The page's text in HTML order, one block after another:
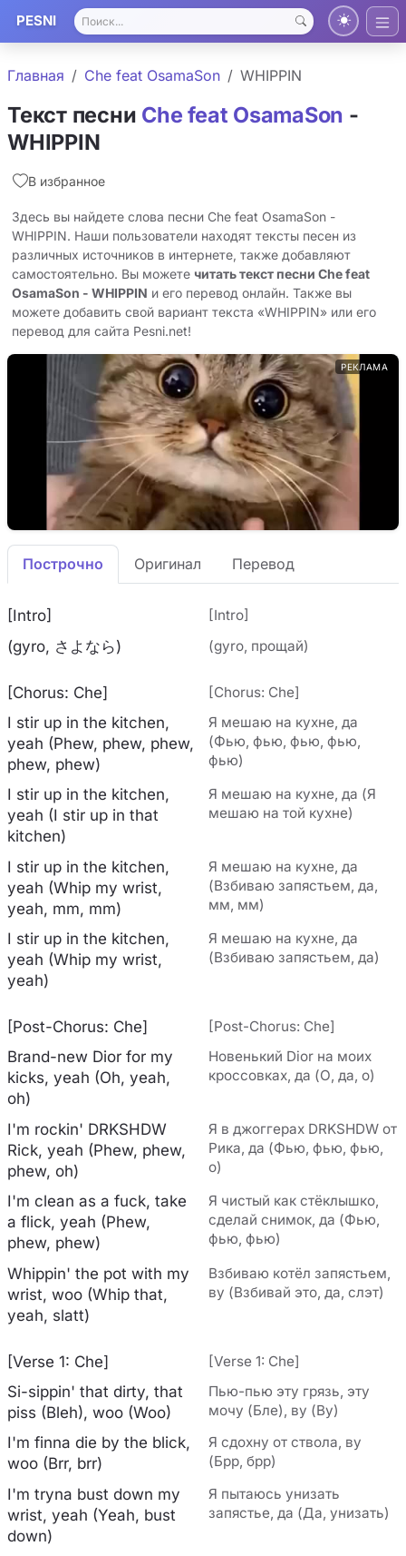
PESNI
Главная Che feat ‎OsamaSon WHIPPIN
Текст песни Che feat ‎OsamaSon -
WHIPPIN
В избранное
Здесь вы найдете слова песни Che feat ‎OsamaSon -
WHIPPIN. Наши пользователи находят тексты песен из
различных источников в интернете, также добавляют
самостоятельно. Вы можете читать текст песни Che feat
‎OsamaSon - WHIPPIN и его перевод онлайн. Также вы
можете добавить свой вариант текста «WHIPPIN» или его
перевод для сайта Pesni.net!
РЕКЛАМА
Построчно Оригинал Перевод
[Intro] [Intro]
(gyro, さよなら) (gyro, прощай)
[Chorus: Che] [Chorus: Che]
I stir up in the kitchen,
yeah (Phew, phew, phew,
phew, phew)
Я мешаю на кухне, да
(Фью, фью, фью, фью,
фью)
I stir up in the kitchen,
yeah (I stir up in that
kitchen)
Я мешаю на кухне, да (Я
мешаю на той кухне)
I stir up in the kitchen,
yeah (Whip my wrist,
yeah, mm, mm)
Я мешаю на кухне, да
(Взбиваю запястьем, да,
мм, мм)
I stir up in the kitchen,
yeah (Whip my wrist,
yeah)
Я мешаю на кухне, да
(Взбиваю запястьем, да)
[Post-Chorus: Che] [Post-Chorus: Che]
Brand-new Dior for my
kicks, yeah (Oh, yeah,
oh)
Новенький Dior на моих
кроссовках, да (О, да, о)
I'm rockin' DRKSHDW
Rick, yeah (Phew, phew,
phew, oh)
Я в джоггерах DRKSHDW от
Рика, да (Фью, фью, фью,
о)
I'm clean as a fuck, take
a flick, yeah (Phew,
phew, phew)
Я чистый как стёклышко,
сделай снимок, да (Фью,
фью, фью)
Whippin' the pot with my
wrist, woo (Whip that,
yeah, slatt)
Взбиваю котёл запястьем,
ву (Взбивай это, да, слэт)
[Verse 1: Che] [Verse 1: Che]
Si-sippin' that dirty, that
piss (Bleh), woo (Woo)
Пью-пью эту грязь, эту
мочу (Бле), ву (Ву)
I'm finna die by the blick,
woo (Brr, brr)
Я сдохну от ствола, ву
(Брр, брр)
I'm tryna bust down my
wrist, yeah (Yeah, bust
down)
Я пытаюсь унизать
запястье, да (Да, унизать)